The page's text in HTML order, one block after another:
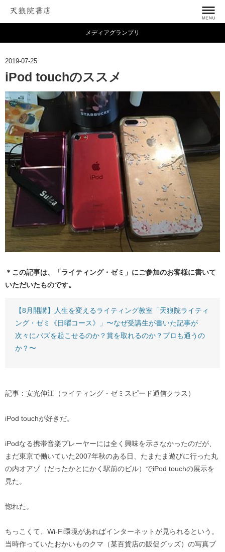
メディアグランプリ
2019-07-25
iPod touchのススメ
＊この記事は、「ライティング・ゼミ」にご参加のお客様に書いて
いただいたものです。
【8月開講】人生を変えるライティング教室「天狼院ライティ
ング・ゼミ《日曜コース》」〜なぜ受講生が書いた記事が
次々にバズを起こせるのか？賞を取れるのか？プロも通うの
か？〜
記事：安光伸江（ライティング・ゼミスピード通信クラス）
iPod touchが好きだ。
iPodなる携帯音楽プレーヤーには全く興味を示さなかったのだが、
まだ東京で働いていた2007年秋のある日、たまたま遊びに行った丸
の内オアゾ（だったかとにかく駅前のビル）でiPod touchの展示を
見た。
惚れた。
ちっこくて、Wi-Fi環境があればインターネットが見られるという。
当時作っていたおかいものクマ（某百貨店の販促グッズ）の写真ブ